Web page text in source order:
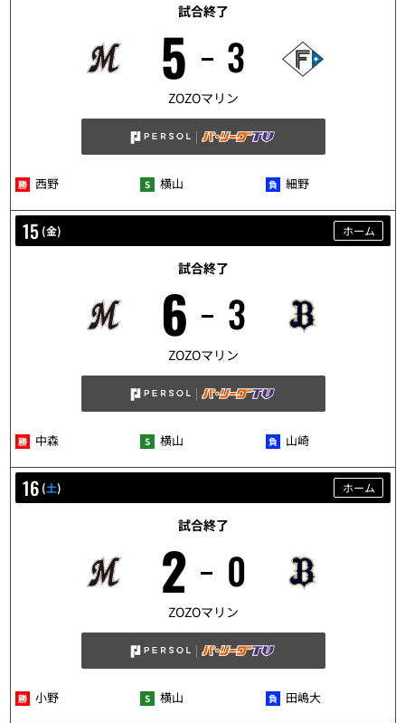
試合終了
5 3
ZOZOマリン
西野 横山 細野
15 (金) ホーム
試合終了
6 3
ZOZOマリン
中森 横山 山崎
16 (土) ホーム
試合終了
2 0
ZOZOマリン
小野 横山 田嶋大